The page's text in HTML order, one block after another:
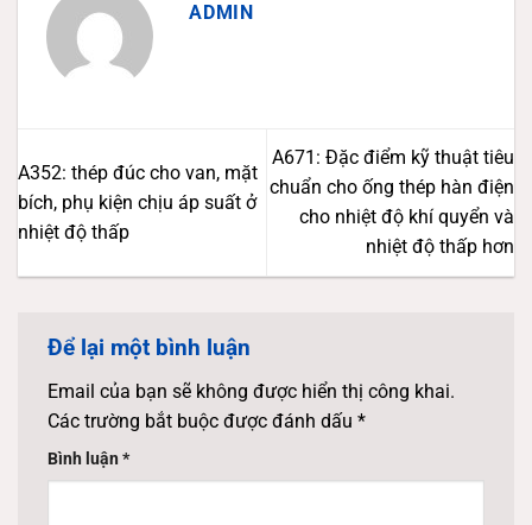
ADMIN
A352: thép đúc cho van, mặt
bích, phụ kiện chịu áp suất ở
nhiệt độ thấp
A671: Đặc điểm kỹ thuật tiêu
chuẩn cho ống thép hàn điện
cho nhiệt độ khí quyển và
nhiệt độ thấp hơn
Để lại một bình luận
Email của bạn sẽ không được hiển thị công khai.
Các trường bắt buộc được đánh dấu *
Bình luận *